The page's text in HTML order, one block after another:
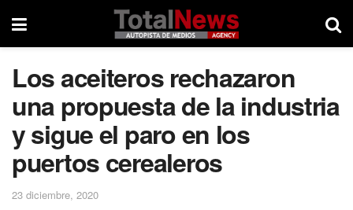
Los aceiteros rechazaron
una propuesta de la industria
y sigue el paro en los
puertos cerealeros
23 diciembre, 2020